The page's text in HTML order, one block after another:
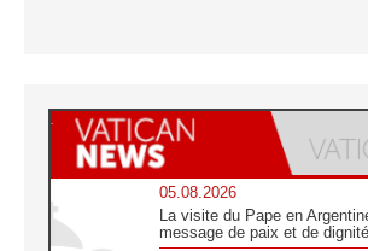
05.08.2026
La visite du Pape en
message de paix et de